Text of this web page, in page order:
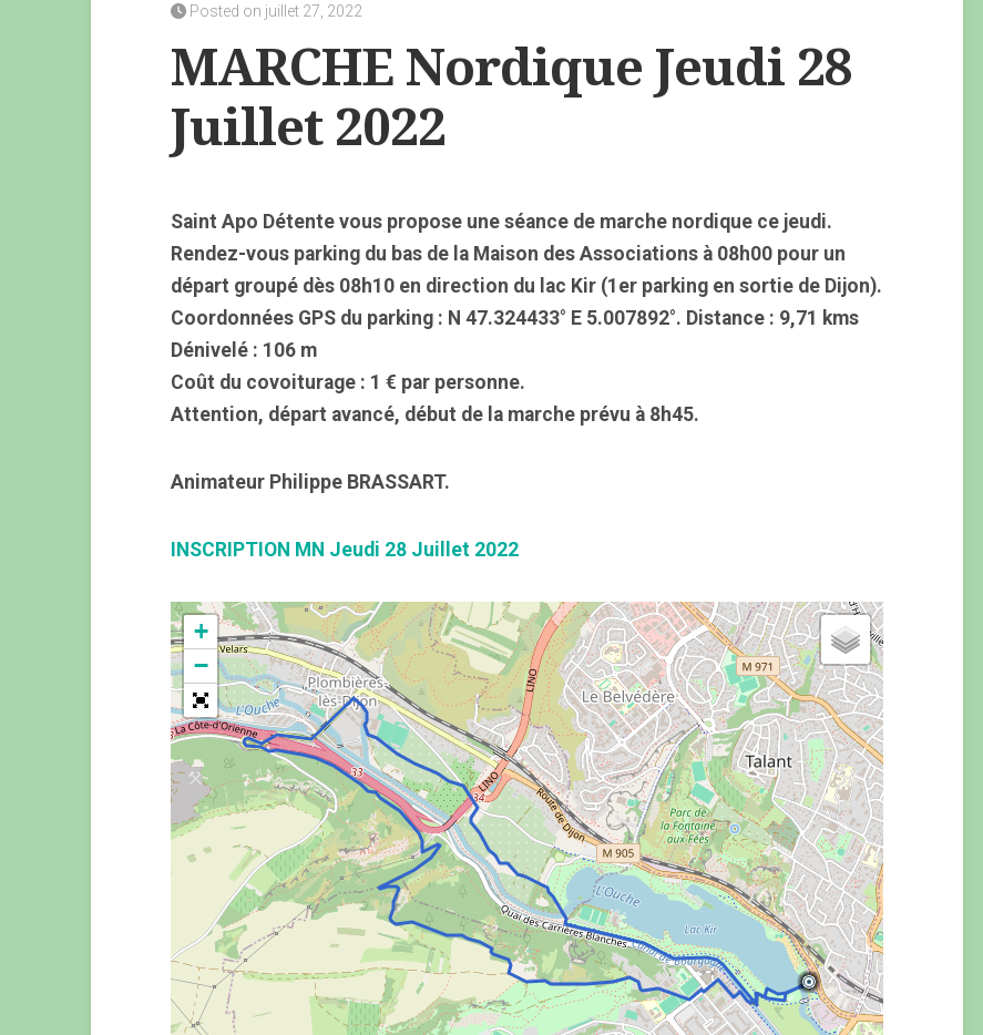
Posted on juillet 27, 2022
MARCHE Nordique Jeudi 28
Juillet 2022
Saint Apo Détente vous propose une séance de marche nordique ce jeudi.
Rendez-vous parking du bas de la Maison des Associations à 08h00 pour un
départ groupé dès 08h10 en direction du lac Kir (1er parking en sortie de Dijon).
Coordonnées GPS du parking : N 47.324433° E 5.007892°. Distance : 9,71 kms
Dénivelé : 106 m
Coût du covoiturage : 1 € par personne.
Attention, départ avancé, début de la marche prévu à 8h45.
Animateur Philippe BRASSART.
INSCRIPTION MN Jeudi 28 Juillet 2022
+
−